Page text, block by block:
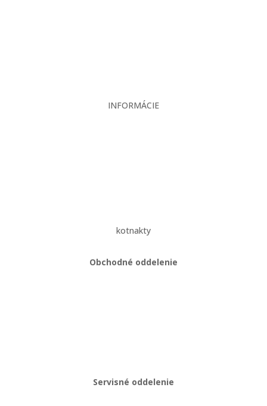
INFORMÁCIE
kotnakty
Obchodné oddelenie
Servisné oddelenie